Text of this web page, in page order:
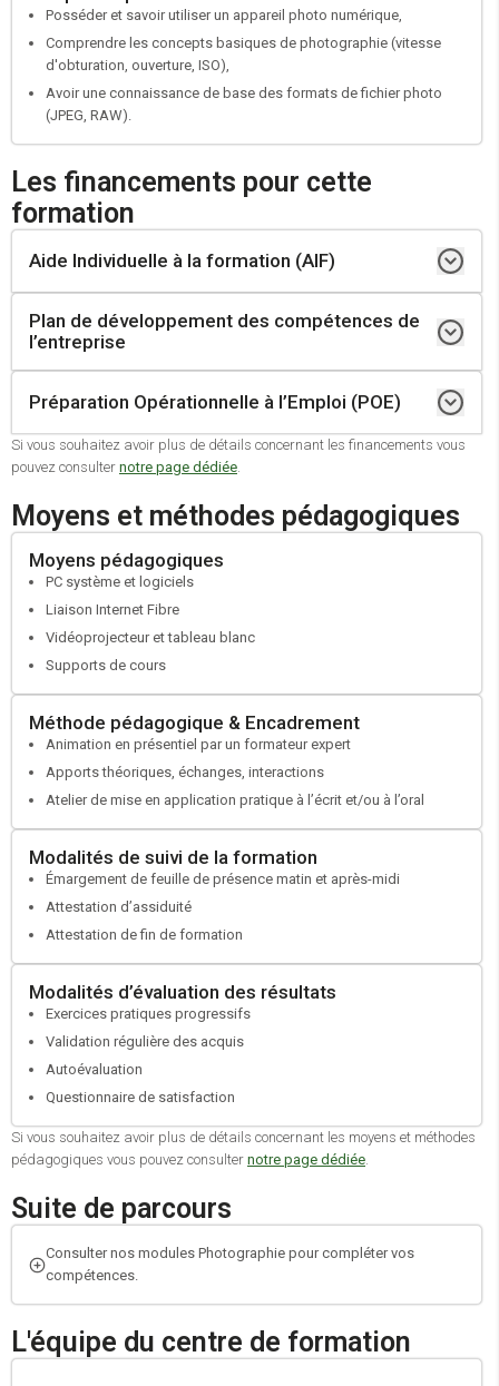
Posséder et savoir utiliser un appareil photo numérique,
Comprendre les concepts basiques de photographie (vitesse
d'obturation, ouverture, ISO),
Avoir une connaissance de base des formats de fichier photo
(JPEG, RAW).
Les financements pour cette
formation
Aide Individuelle à la formation (AIF)
Demandeur d’emploi inscrit à Pole Emploi
Personne ayant subi un licenciement économique et bénéficiant d’un
accompagnement CSP (Contrat de Sécurisation Professionnelle)
Élaborer un parcours personnalisé et obtenir un devis
Faire valider votre projet par votre conseiller Pole Emploi
Plan de développement des compétences de
l’entreprise
Une entreprise
Un salarié
Propre à chaque entreprise
Préparation Opérationnelle à l’Emploi (POE)
Employeur ayant un poste à pourvoir en CDI, en CDD de 12 mois
professionnalisation CDI ou en contrat de professionnalisation CDD
de 12 mois minimum.
Demandeur d’emploi inscrit à France Travail souhaitant intégrer un
emploi pour lequel vos qualifications ne sont pas suffisante.
Établir la fiche de poste
Réaliser le positionnement du candidat
Faire valider votre projet par votre conseiller France Travail
Si besoin faire une demande de cofinancement auprès de votre
OPCO
Si vous souhaitez avoir plus de détails concernant les financements vous
pouvez consulter notre page dédiée.
Moyens et méthodes pédagogiques
Moyens pédagogiques
PC système et logiciels
Liaison Internet Fibre
Vidéoprojecteur et tableau blanc
Supports de cours
Méthode pédagogique & Encadrement
Animation en présentiel par un formateur expert
Apports théoriques, échanges, interactions
Atelier de mise en application pratique à l’écrit et/ou à l’oral
Modalités de suivi de la formation
Émargement de feuille de présence matin et après-midi
Attestation d’assiduité
Attestation de fin de formation
Modalités d’évaluation des résultats
Exercices pratiques progressifs
Validation régulière des acquis
Autoévaluation
Questionnaire de satisfaction
Si vous souhaitez avoir plus de détails concernant les moyens et méthodes
pédagogiques vous pouvez consulter notre page dédiée.
Suite de parcours
Consulter nos modules Photographie pour compléter vos
compétences.
L'équipe du centre de formation